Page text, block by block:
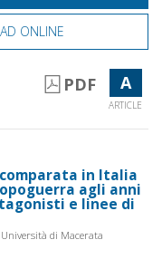
ONLINE
PDF A
ARTICLE
in Italia
agli anni
e linee di
di Macerata